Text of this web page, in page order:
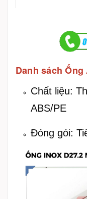
Danh sách Ống
Chất liệu:
ABS/PE
Đóng gói: